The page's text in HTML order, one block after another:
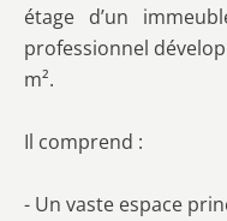
étage d’un
professionnel
m².
Il comprend :
- Un vaste espace